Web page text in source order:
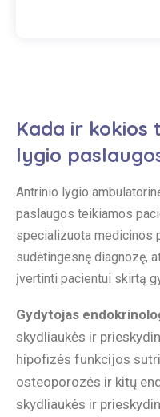
Kada ir kokios
lygio
Antrinio lygio
paslaugos teikiamos
specializuota medicinos
sudėtingesnę diagnozę,
įvertinti pacientui skirtą
Gydytojas
skydliaukės ir
hipofizės funkcijos
osteoporozės ir kitų
skydliaukės ir